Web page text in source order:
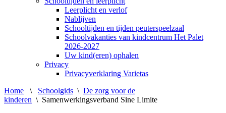
Leerplicht en verlof
Nablijven
Schooltijden en tijden peuterspeelzaal
Schoolvakanties van kindcentrum Het Palet
2026-2027
Uw kind(eren) ophalen
Privacy
Privacyverklaring Varietas
Home
\ Schoolgids \ De zorg voor de
kinderen \ Samenwerkingsverband Sine Limite